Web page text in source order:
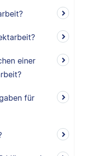
einer
für